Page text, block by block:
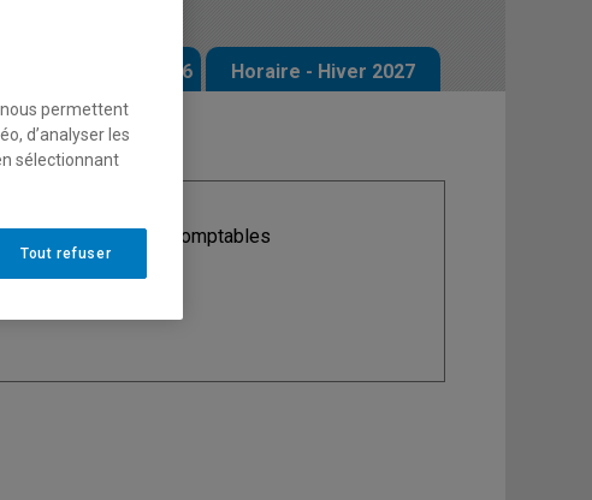
- Automne 2026 Horaire - Hiver 2027
: Sciences comptables
permettent
d’analyser les
sélectionnant
Tout refuser